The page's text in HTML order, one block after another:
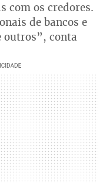
com os credores.
de bancos e
outros”, conta